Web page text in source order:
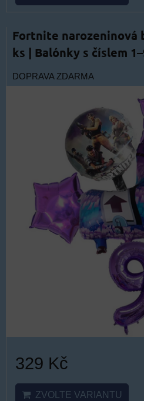
Fortnite narozeninová
ks | Balónky s číslem
DOPRAVA ZDARMA
329 Kč
ZVOLTE VARIANTU